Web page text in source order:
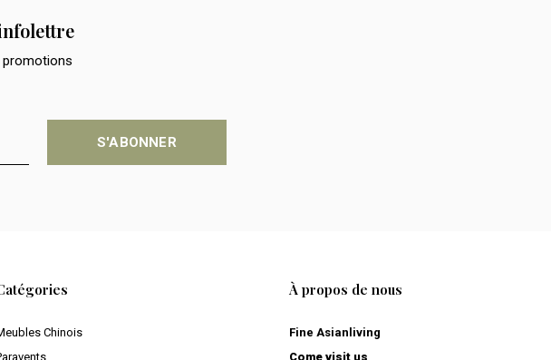
S'ABONNER
Chinois
À propos de nous
Fine Asianliving
Come visit us